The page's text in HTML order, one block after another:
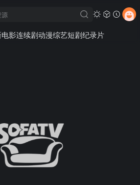
电影连续剧动漫综艺短剧纪录片